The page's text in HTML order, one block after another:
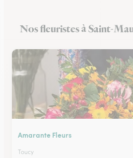
Fleuristes à Monéteau
Nos fleuristes à Saint-
Amarante Fleurs
Toucy